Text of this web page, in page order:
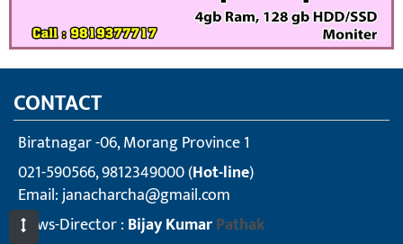
CONTACT
Biratnagar -06, Morang Province 1
021-590566, 9812349000 (Hot-line)
Email:janacharcha@gmail.com
News-Director : Bijay KumarPathak